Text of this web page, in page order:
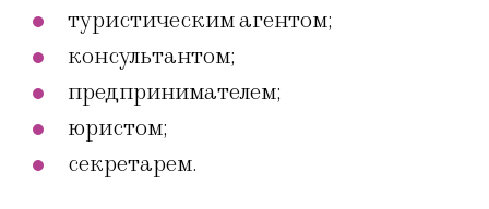
туристическим агентом;
консультантом;
предпринимателем;
юристом;
секретарем.